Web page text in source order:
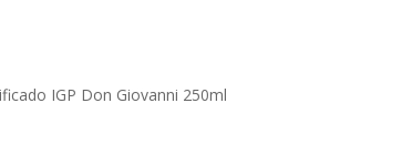
IGP Don Giovanni 250ml